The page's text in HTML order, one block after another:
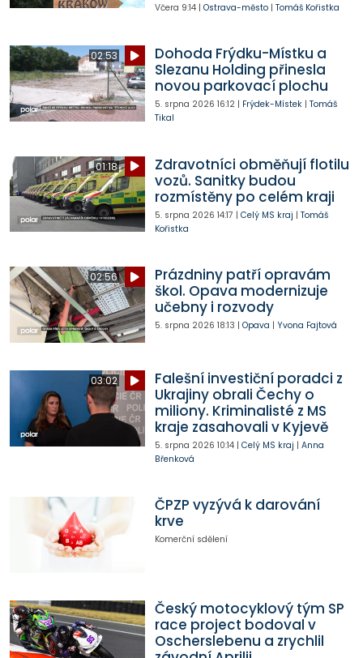
Včera 9:14| Ostrava-město| Tomáš Kořistka
02:53
Dohoda Frýdku-Místku a
Slezanu Holding přinesla
novou parkovací plochu
5. srpna 2026 16:12| Frýdek-Místek| Tomáš
Tikal
01:18
Zdravotníci obměňují flotilu
vozů. Sanitky budou
rozmístěny po celém kraji
5. srpna 2026 14:17 | Celý MS kraj | Tomáš
Kořistka
02:56
Prázdniny patří opravám
škol. Opava modernizuje
učebny i rozvody
5. srpna 2026 18:13 | Opava | Yvona Fajtová
03:02
Falešní investiční poradci z
Ukrajiny obrali Čechy o
miliony. Kriminalisté z MS
kraje zasahovali v Kyjevě
5. srpna 2026 10:14| Celý MS kraj | Anna
Břenková
ČPZP vyzývá k darování
krve
Komerční sdělení
Český motocyklový tým SP
race project bodoval v
Oscherslebenu a zrychlil